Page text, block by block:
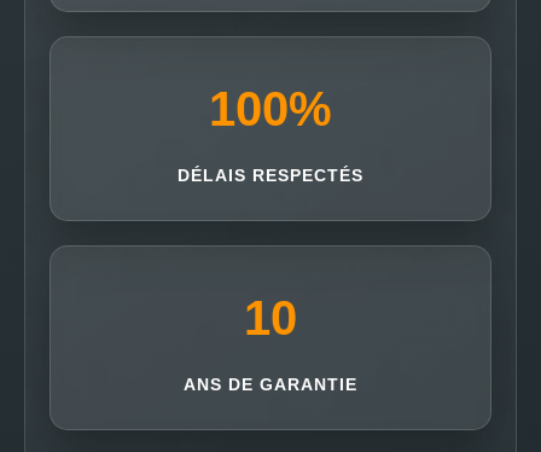
100%
DÉLAIS RESPECTÉS
10
ANS DE GARANTIE